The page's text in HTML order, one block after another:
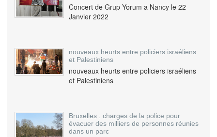
Concert de Grup Yorum a Nancy le 22
Janvier 2022
nouveaux heurts entre policiers israéliens
et Palestiniens
nouveaux heurts entre policiers israéliens
et Palestiniens
Bruxelles : charges de la police pour
évacuer des milliers de personnes réunies
dans un parc